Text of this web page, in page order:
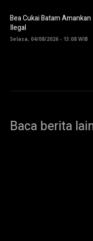
Bea Cukai Batam
Ilegal
Selasa, 04/08/2026 - 13:08 WIB
Baca berita